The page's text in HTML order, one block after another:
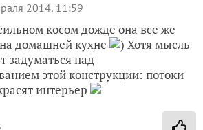
2014, 11:59
косом дожде она все же
домашней кухне
) Хотя мысль
задуматься над
этой конструкции: потоки
интерьер